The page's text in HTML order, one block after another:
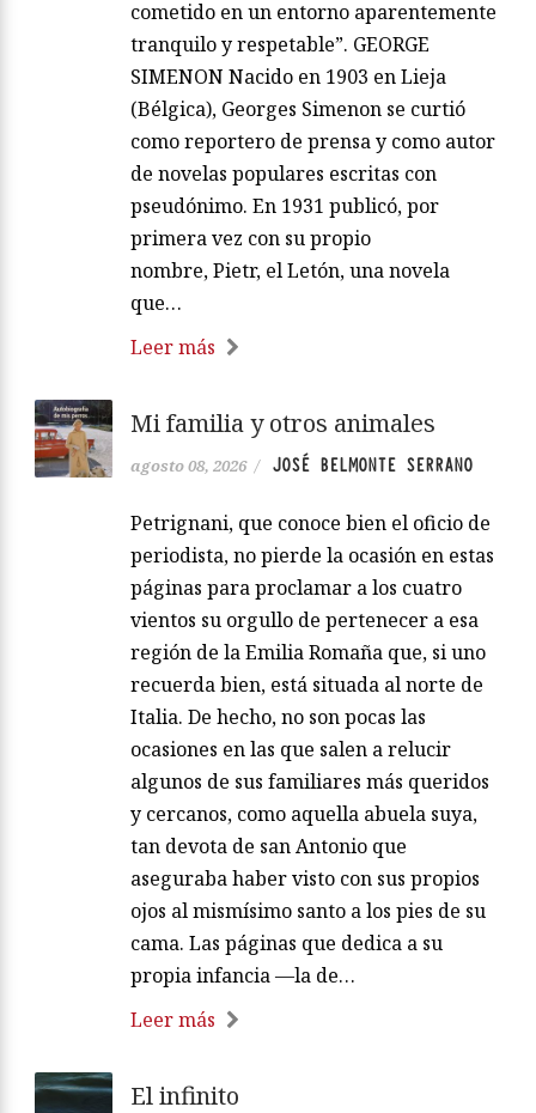
cometido en un entorno aparentemente
tranquilo y respetable”. GEORGE
SIMENON Nacido en 1903 en Lieja
(Bélgica), Georges Simenon se curtió
como reportero de prensa y como autor
de novelas populares escritas con
pseudónimo. En 1931 publicó, por
primera vez con su propio
nombre, Pietr, el Letón, una novela
que…
Leer más
Mi familia y otros animales
agosto 08, 2026 / JOSÉ BELMONTE SERRANO
Petrignani, que conoce bien el oficio de
periodista, no pierde la ocasión en estas
páginas para proclamar a los cuatro
vientos su orgullo de pertenecer a esa
región de la Emilia Romaña que, si uno
recuerda bien, está situada al norte de
Italia. De hecho, no son pocas las
ocasiones en las que salen a relucir
algunos de sus familiares más queridos
y cercanos, como aquella abuela suya,
tan devota de san Antonio que
aseguraba haber visto con sus propios
ojos al mismísimo santo a los pies de su
cama. Las páginas que dedica a su
propia infancia —la de…
Leer más
El infinito